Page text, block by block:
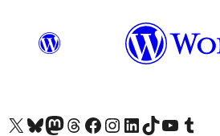
X(이전 트위터) 계정 방문하기블루스카이 계정 방문하기마스토돈 계정 방문하기스레드 계정 방문하기 페이스북 페이지 방문하기인스타그램 계정 방문하기 LinkedIn 계정 방문하기틱톡 계정 방문하기유튜브 채널 방문하기 텀블러 계정 방문하기